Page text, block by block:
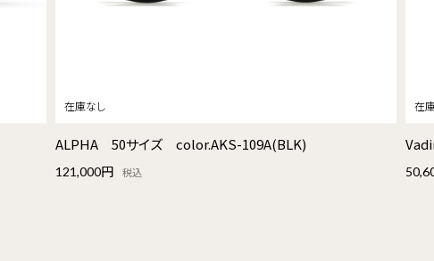
ALPHA 50サイズ color.AKS-109A(BLK)
121,000円 税込